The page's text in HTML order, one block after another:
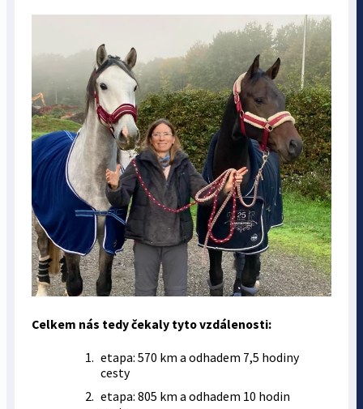
Celkem nás tedy čekaly tyto vzdálenosti:
etapa: 570 km a odhadem 7,5 hodiny
cesty
etapa: 805 km a odhadem 10 hodin